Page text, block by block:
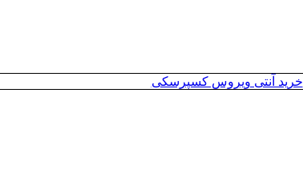
خرید آنتی ویروس کسپرسکی